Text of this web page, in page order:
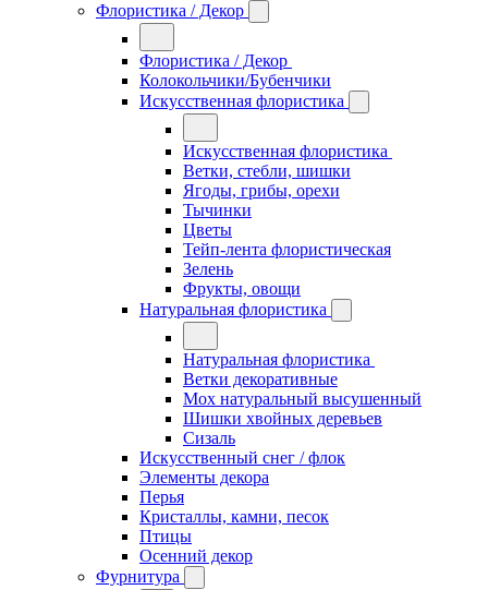
Флористика / Декор
Флористика / Декор
Колокольчики/Бубенчики
Искусственная флористика
Искусственная флористика
Ветки, стебли, шишки
Ягоды, грибы, орехи
Тычинки
Цветы
Тейп-лента флористическая
Зелень
Фрукты, овощи
Натуральная флористика
Натуральная флористика
Ветки декоративные
Мох натуральный высушенный
Шишки хвойных деревьев
Сизаль
Искусственный снег / флок
Элементы декора
Перья
Кристаллы, камни, песок
Птицы
Осенний декор
Фурнитура